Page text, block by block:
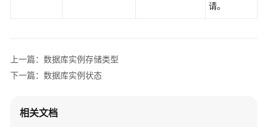
用
功
请。
上一篇：数据库实例存储类型
下一篇：数据库实例状态
相关文档